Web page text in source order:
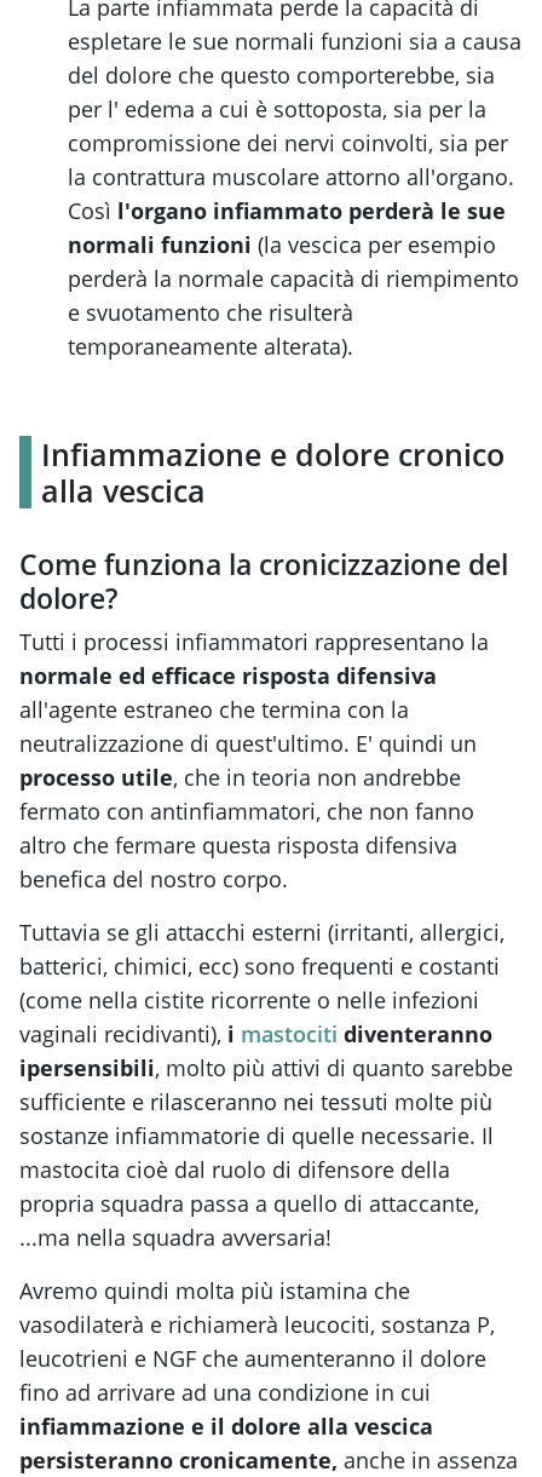
La parte infiammata perde la capacità di
espletare le sue normali funzioni sia a causa
del dolore che questo comporterebbe, sia
per l' edema a cui è sottoposta, sia per la
compromissione dei nervi coinvolti, sia per
la contrattura muscolare attorno all'organo.
Così l'organo infiammato perderà le sue
normali funzioni (la vescica per esempio
perderà la normale capacità di riempimento
e svuotamento che risulterà
temporaneamente alterata).
Infiammazione e dolore cronico
alla vescica
Come funziona la cronicizzazione del
dolore?
Tutti i processi infiammatori rappresentano la
normale ed efficace risposta difensiva
all'agente estraneo che termina con la
neutralizzazione di quest'ultimo. E' quindi un
processo utile, che in teoria non andrebbe
fermato con antinfiammatori, che non fanno
altro che fermare questa risposta difensiva
benefica del nostro corpo.
Tuttavia se gli attacchi esterni (irritanti, allergici,
batterici, chimici, ecc) sono frequenti e costanti
(come nella cistite ricorrente o nelle infezioni
vaginali recidivanti), i mastociti diventeranno
ipersensibili, molto più attivi di quanto sarebbe
sufficiente e rilasceranno nei tessuti molte più
sostanze infiammatorie di quelle necessarie. Il
mastocita cioè dal ruolo di difensore della
propria squadra passa a quello di attaccante,
...ma nella squadra avversaria!
Avremo quindi molta più istamina che
vasodilaterà e richiamerà leucociti, sostanza P,
leucotrieni e NGF che aumenteranno il dolore
fino ad arrivare ad una condizione in cui
infiammazione e il dolore alla vescica
persisteranno cronicamente, anche in assenza